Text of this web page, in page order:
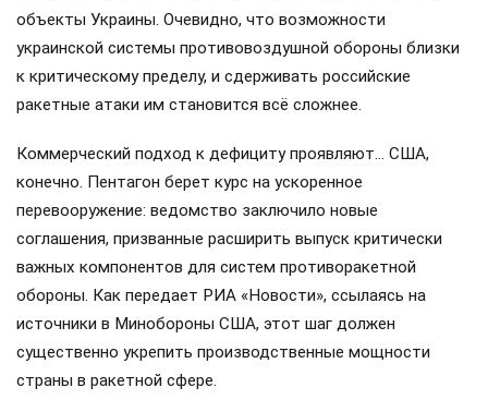
объекты Украины. Очевидно, что возможности
украинской системы противовоздушной обороны близки
к критическому пределу, и сдерживать российские
ракетные атаки им становится всё сложнее.
Коммерческий подход к дефициту проявляют… США,
конечно. Пентагон берет курс на ускоренное
перевооружение: ведомство заключило новые
соглашения, призванные расширить выпуск критически
важных компонентов для систем противоракетной
обороны. Как передает РИА «Новости», ссылаясь на
источники в Минобороны США, этот шаг должен
существенно укрепить производственные мощности
страны в ракетной сфере.